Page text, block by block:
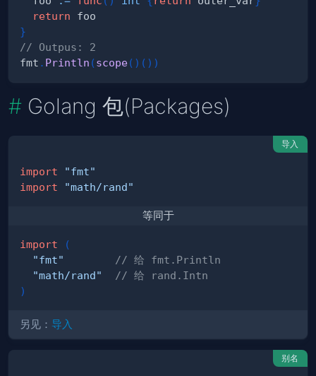
return
}
// Outpus: 2
fmt . Println (scope( ) ( ) )
Golang 包(Packages)
导入
import
"fmt"
import
"math/rand"
等同于
import
(
"fmt"
// 给 fmt.Println
"math/rand"
// 给 rand.Intn
)
另见： 导入
别名